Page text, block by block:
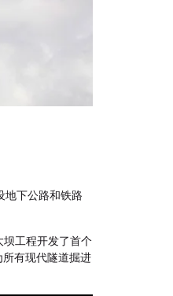
地下公路和铁路
工程开发了首个
有现代隧道掘进